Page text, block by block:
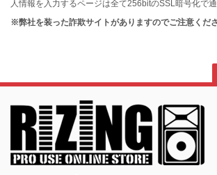
人情報を入力するページは全て256bitのSSL暗号化で通
※弊社を装った詐欺サイトがありますのでご注意くだ